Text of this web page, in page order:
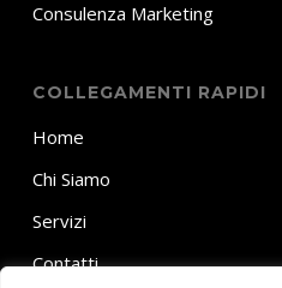
Consulenza Marketing
COLLEGAMENTI RAPIDI
Home
Chi Siamo
Servizi
Contatti